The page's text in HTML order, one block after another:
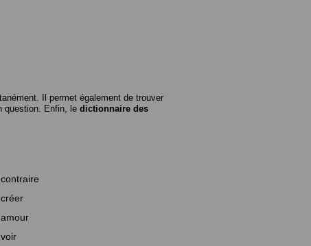
Il permet également de trouver
question. Enfin, le dictionnaire des
contraire
créer
amour
voir